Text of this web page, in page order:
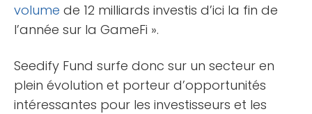
volume de 12 milliards investis d’ici la fin de
l’année sur la GameFi ».
Seedify Fund surfe donc sur un secteur en
plein évolution et porteur d’opportunités
intéressantes pour les investisseurs et les